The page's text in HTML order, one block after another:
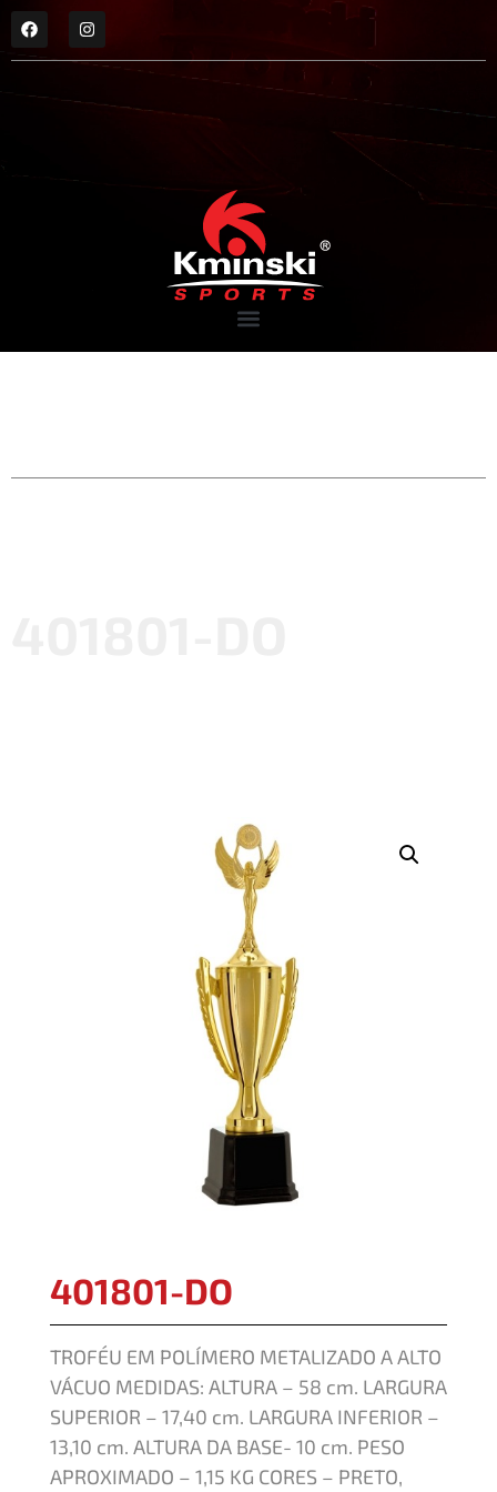
401801-DO
TROFÉU EM POLÍMERO METALIZADO A ALTO
VÁCUO MEDIDAS: ALTURA – 58 cm. LARGURA
SUPERIOR – 17,40 cm. LARGURA INFERIOR –
13,10 cm. ALTURA DA BASE- 10 cm. PESO
APROXIMADO – 1,15 KG CORES – PRETO,